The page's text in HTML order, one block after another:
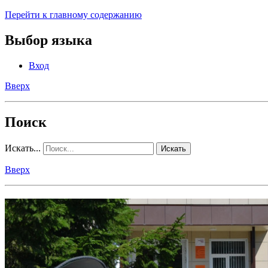
Перейти к главному содержанию
Выбор языка
Вход
Вверх
Поиск
Искать... Искать
Вверх